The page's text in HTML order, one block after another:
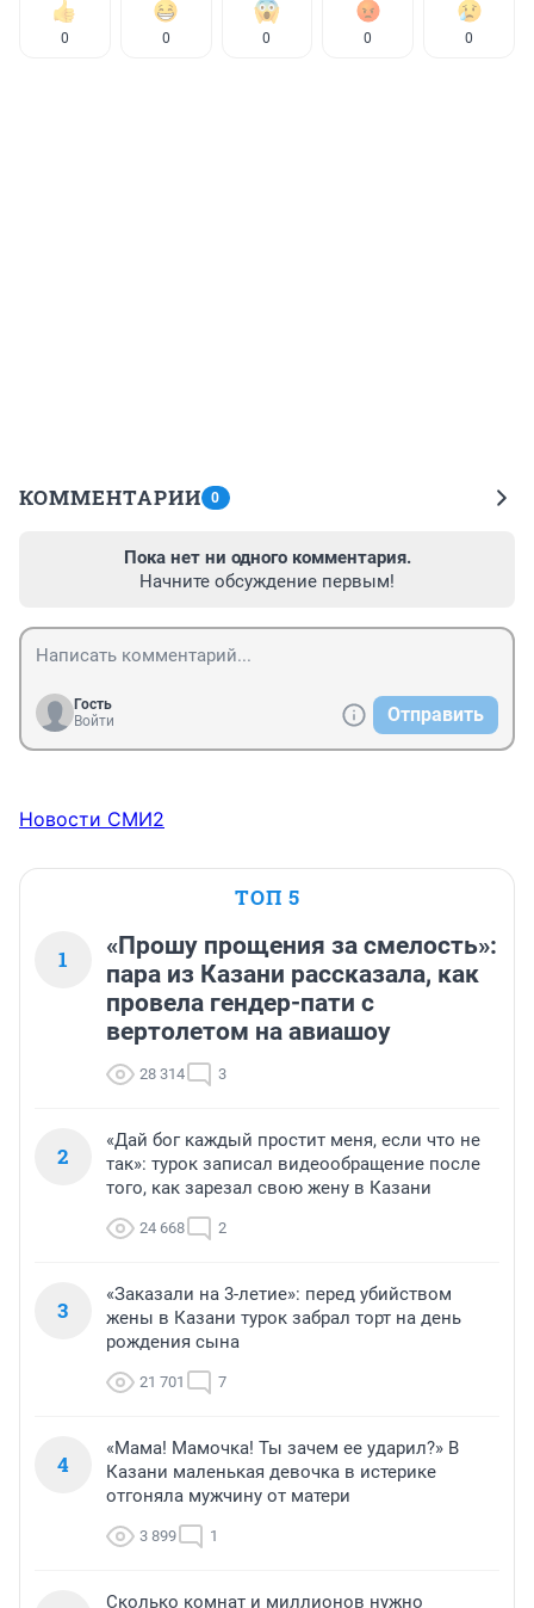
0 0 0 0 0
КОММЕНТАРИИ 0
Пока нет ни одного комментария.
Начните обсуждение первым!
Гость
Войти
Отправить
Новости СМИ2
ТОП 5
1
«Прошу прощения за смелость»:
пара из Казани рассказала, как
провела гендер-пати с
вертолетом на авиашоу
28 314 3
2
«Дай бог каждый простит меня, если что не
так»: турок записал видеообращение после
того, как зарезал свою жену в Казани
24 668 2
3
«Заказали на 3-летие»: перед убийством
жены в Казани турок забрал торт на день
рождения сына
21 701 7
4
«Мама! Мамочка! Ты зачем ее ударил?» В
Казани маленькая девочка в истерике
отгоняла мужчину от матери
3 899 1
Сколько комнат и миллионов нужно